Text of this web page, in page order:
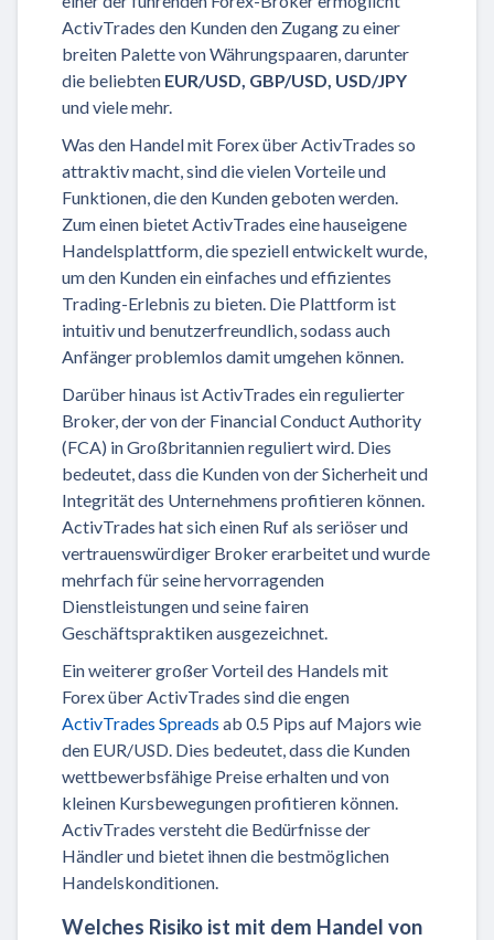
ActivTrades den Kunden den Zugang zu einer
breiten Palette von Währungspaaren, darunter
die beliebten EUR/USD, GBP/USD, USD/JPY
und viele mehr.
Was den Handel mit Forex über ActivTrades so
attraktiv macht, sind die vielen Vorteile und
Funktionen, die den Kunden geboten werden.
Zum einen bietet ActivTrades eine hauseigene
Handelsplattform, die speziell entwickelt wurde,
um den Kunden ein einfaches und effizientes
Trading-Erlebnis zu bieten. Die Plattform ist
intuitiv und benutzerfreundlich, sodass auch
Anfänger problemlos damit umgehen können.
Darüber hinaus ist ActivTrades ein regulierter
Broker, der von der Financial Conduct Authority
(FCA) in Großbritannien reguliert wird. Dies
bedeutet, dass die Kunden von der Sicherheit und
Integrität des Unternehmens profitieren können.
ActivTrades hat sich einen Ruf als seriöser und
vertrauenswürdiger Broker erarbeitet und wurde
mehrfach für seine hervorragenden
Dienstleistungen und seine fairen
Geschäftspraktiken ausgezeichnet.
Ein weiterer großer Vorteil des Handels mit
Forex über ActivTrades sind die engen
ActivTrades Spreads ab 0.5 Pips auf Majors wie
den EUR/USD. Dies bedeutet, dass die Kunden
wettbewerbsfähige Preise erhalten und von
kleinen Kursbewegungen profitieren können.
ActivTrades versteht die Bedürfnisse der
Händler und bietet ihnen die bestmöglichen
Handelskonditionen.
Welches Risiko ist mit dem Handel von